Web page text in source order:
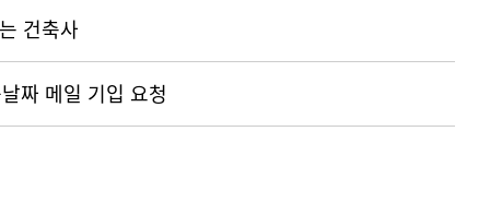
건축사
짜 메일 기입 요청